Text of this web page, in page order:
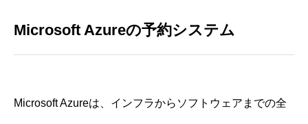
Microsoft Azureの予約システム
Microsoft Azureは、インフラからソフトウェアまでの全